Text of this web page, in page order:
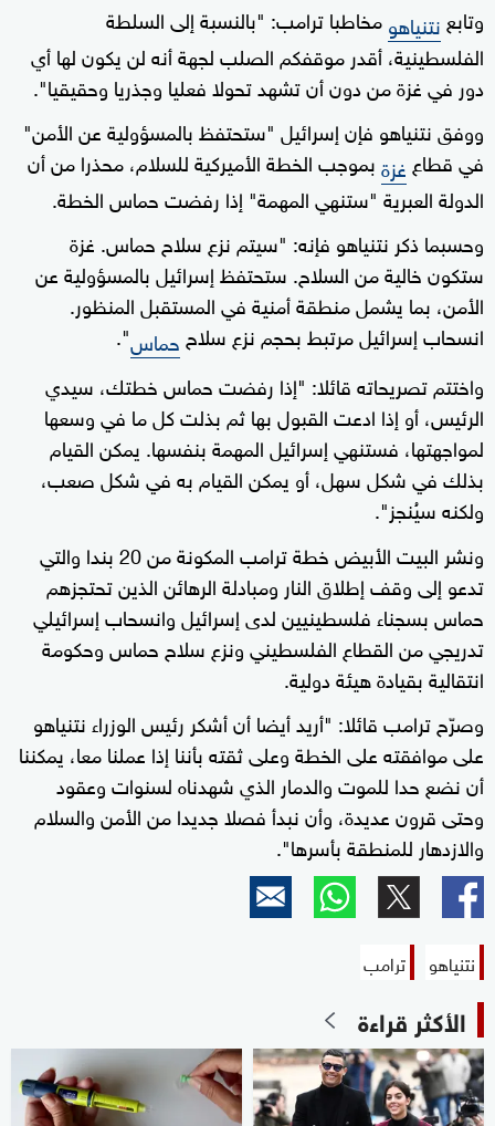
وتابعنتنياهومخاطبا ترامب: "بالنسبة إلى السلطة
الفلسطينية، أقدر موقفكم الصلب لجهة أنه لن يكون لها أي
دور في غزة من دون أن تشهد تحولا فعليا وجذريا وحقيقيا".
ووفق نتنياهو فإن إسرائيل "ستحتفظ بالمسؤولية عن الأمن"
في قطاعغزةبموجب الخطة الأميركية للسلام، محذرا من أن
الدولة العبرية "ستنهي المهمة" إذا رفضت حماس الخطة.
وحسبما ذكر نتنياهو فإنه: "سيتم نزع سلاح حماس. غزة
ستكون خالية من السلاح. ستحتفظ إسرائيل بالمسؤولية عن
الأمن، بما يشمل منطقة أمنية في المستقبل المنظور.
انسحاب إسرائيل مرتبط بحجم نزع سلاححماس".
واختتم تصريحاته قائلا: "إذا رفضت حماس خطتك، سيدي
الرئيس، أو إذا ادعت القبول بها ثم بذلت كل ما في وسعها
لمواجهتها، فستنهي إسرائيل المهمة بنفسها. يمكن القيام
بذلك في شكل سهل، أو يمكن القيام به في شكل صعب،
ولكنه سيُنجز".
ونشر البيت الأبيض خطة ترامب المكونة من 20 بندا والتي
تدعو إلى وقف إطلاق النار ومبادلة الرهائن الذين تحتجزهم
حماس بسجناء فلسطينيين لدى إسرائيل وانسحاب إسرائيلي
تدريجي من القطاع الفلسطيني ونزع سلاح حماس وحكومة
انتقالية بقيادة هيئة دولية.
وصرّح ترامب قائلا: "أريد أيضا أن أشكر رئيس الوزراء نتنياهو
على موافقته على الخطة وعلى ثقته بأننا إذا عملنا معا، يمكننا
أن نضع حدا للموت والدمار الذي شهدناه لسنوات وعقود
وحتى قرون عديدة، وأن نبدأ فصلا جديدا من الأمن والسلام
والازدهار للمنطقة بأسرها".
نتنياهو ترامب
الأكثر قراءة